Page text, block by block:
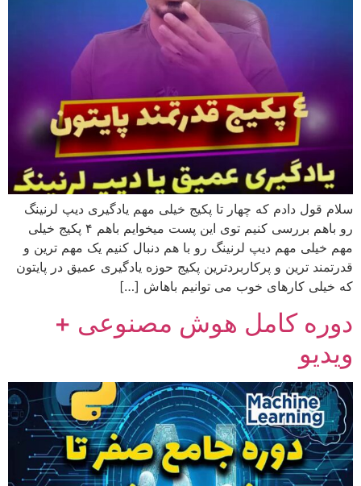
سلام قول دادم که چهار تا پکیج خیلی مهم یادگیری دیپ لرنینگ
رو باهم بررسی کنیم توی این پست میخوایم باهم ۴ پکیج خیلی
مهم خیلی مهم دیپ لرنینگ رو با هم دنبال کنیم یک مهم ترین و
قدرتمند ترین و پرکاربردترین پکیج حوزه یادگیری عمیق در پایتون
که خیلی کارهای خوب می توانیم باهاش […]
دوره کامل هوش مصنوعی +
ویدیو